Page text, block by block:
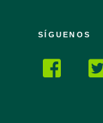
SÍGUENOS